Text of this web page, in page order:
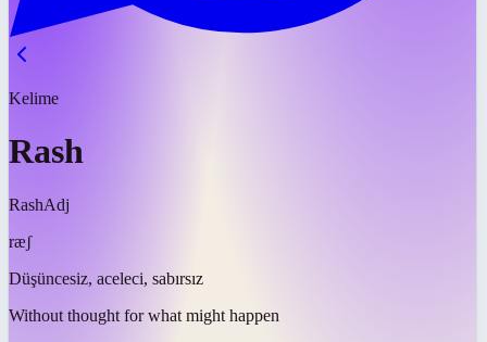
Kelime
Rash
RashAdj
ræʃ
Düşüncesiz, aceleci, sabırsız
Without thought for what might happen